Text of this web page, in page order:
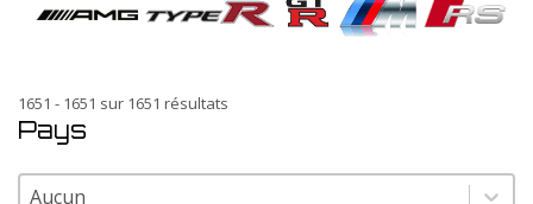
1651 - 1651 sur 1651 résultats
Pays
Pays
Pays